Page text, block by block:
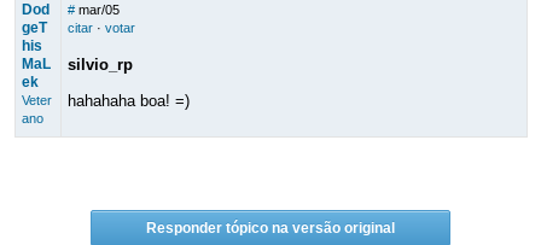
Dod
geT
his
MaL
ek
Veter
ano
# mar/05
citar· votar
silvio_rp
hahahaha boa! =)
Responder tópico na versão original